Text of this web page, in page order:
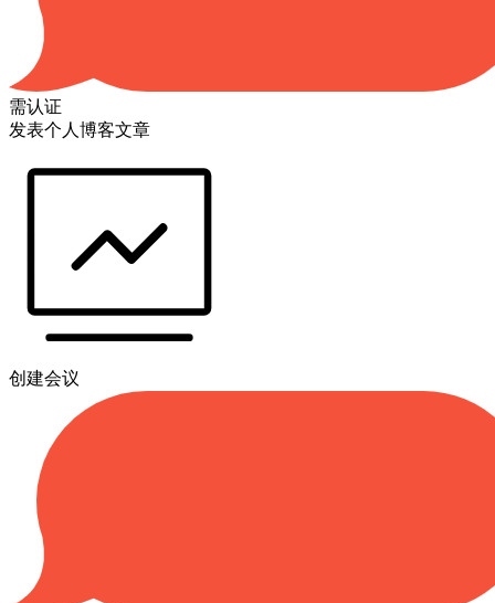
需认证
发表个人博客文章
创建会议